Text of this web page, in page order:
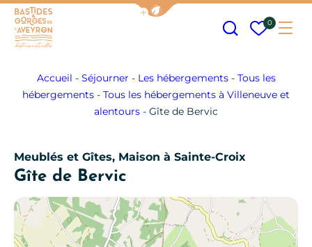
Afficher la barre de navigation
Mes
0
Accueil - Séjourner - Les hébergements- Tous les
hébergements - Tous les hébergements à Villeneuve et
alentours - Gîte de Bervic
Meublés et Gîtes, Maison à Sainte-Croix
Gîte de Bervic